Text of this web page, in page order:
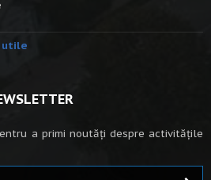
utile
a primi noutăți despre activitățile